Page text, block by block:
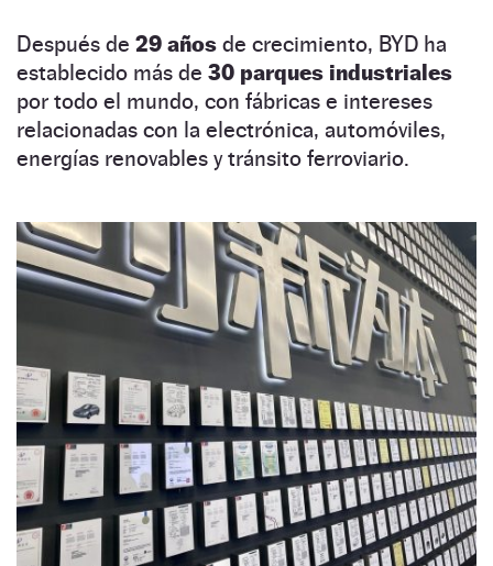
Después de 29 años de crecimiento, BYD ha
establecido más de 30 parques industriales
por todo el mundo, con fábricas e intereses
relacionadas con la electrónica, automóviles,
energías renovables y tránsito ferroviario.